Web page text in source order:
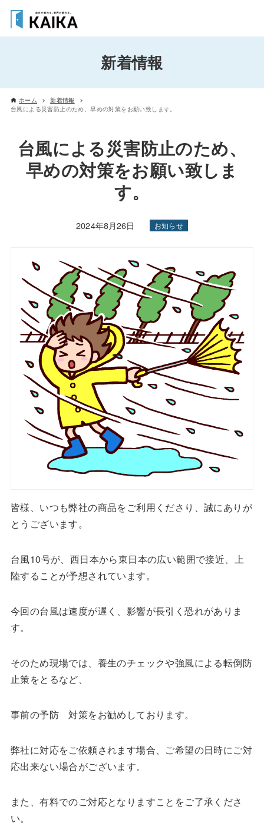
新着情報
ホーム
新着情報
台風による災害防止のため、早めの対策をお願い致します。
台風による災害防止のため、
早めの対策をお願い致しま
す。
2024年8月26日 お知らせ
皆様、いつも弊社の商品をご利用くださり、誠にありが
とうございます。
台風10号が、西日本から東日本の広い範囲で接近、上
陸することが予想されています。
今回の台風は速度が遅く、影響が長引く恐れがありま
す。
そのため現場では、養生のチェックや強風による転倒防
止策をとるなど、
事前の予防 対策をお勧めしております。
弊社に対応をご依頼されます場合、ご希望の日時にご対
応出来ない場合がございます。
また、有料でのご対応となりますことをご了承くださ
い。